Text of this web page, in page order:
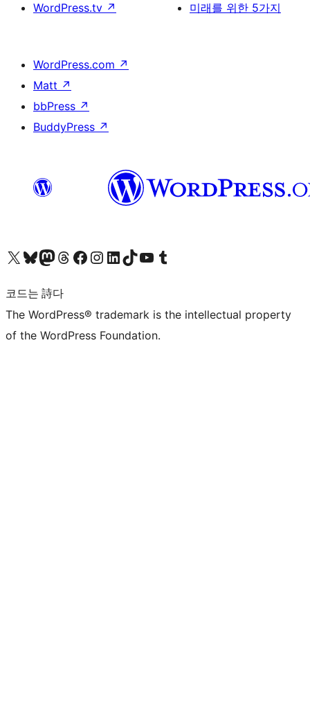
WordPress.tv ↗
미래를 위한 5가지
WordPress.com ↗
Matt ↗
bbPress ↗
BuddyPress ↗
X(이전 트위터) 계정 방문하기블루스카이 계정 방문하기마스토돈 계정 방문하기스레드 계정 방문하기 페이스북 페이지 방문하기인스타그램 계정 방문하기 LinkedIn 계정 방문하기틱톡 계정 방문하기유튜브 채널 방문하기 텀블러 계정 방문하기
코드는 詩다
The WordPress® trademark is the intellectual property
of the WordPress Foundation.